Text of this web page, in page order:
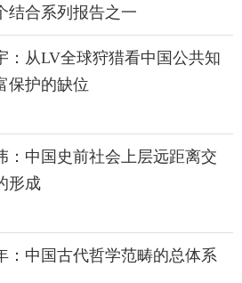
结合系列报告之一
：从LV全球狩猎看中国公共知
保护的缺位
：中国史前社会上层远距离交
形成
：中国古代哲学范畴的总体系